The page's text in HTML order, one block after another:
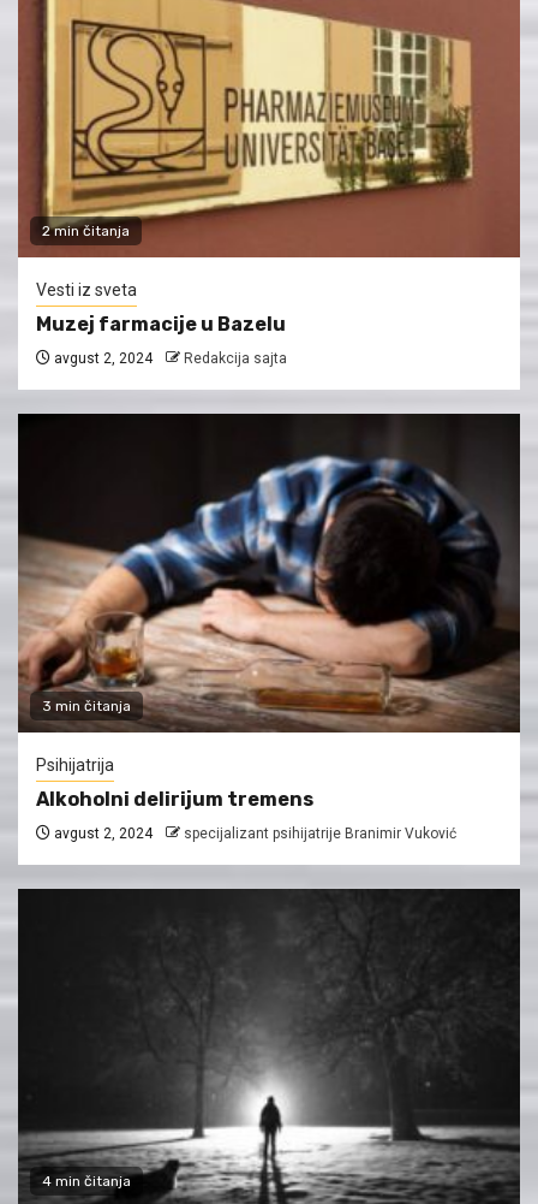
2 min čitanja
Vesti iz sveta
Muzej farmacije u Bazelu
avgust 2, 2024 Redakcija sajta
3 min čitanja
Psihijatrija
Alkoholni delirijum tremens
avgust 2, 2024 specijalizant psihijatrije Branimir Vuković
4 min čitanja